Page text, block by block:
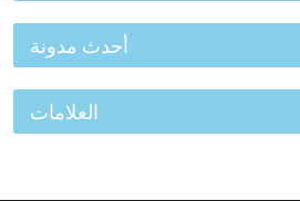
أحدث مدونة
العلامات